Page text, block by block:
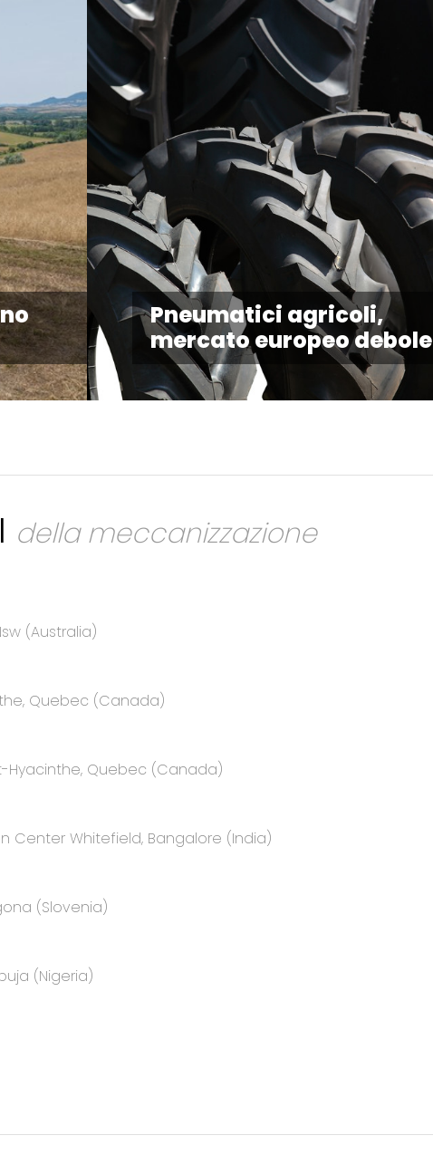
Pneumatici agricoli,
mercato europeo debole
della meccanizzazione
(Australia)
Quebec (Canada)
Hyacinthe, Quebec (Canada)
Center Whitefield, Bangalore (India)
(Slovenia)
(Nigeria)